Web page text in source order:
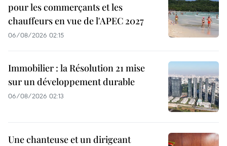
pour les commerçants et les
chauffeurs en vue de l'APEC 2027
06/08/2026 02:15
Immobilier : la Résolution 21 mise
sur un développement durable
06/08/2026 02:13
Une chanteuse et un dirigeant